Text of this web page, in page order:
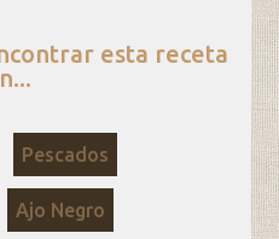
esta receta
Pescados
Ajo Negro